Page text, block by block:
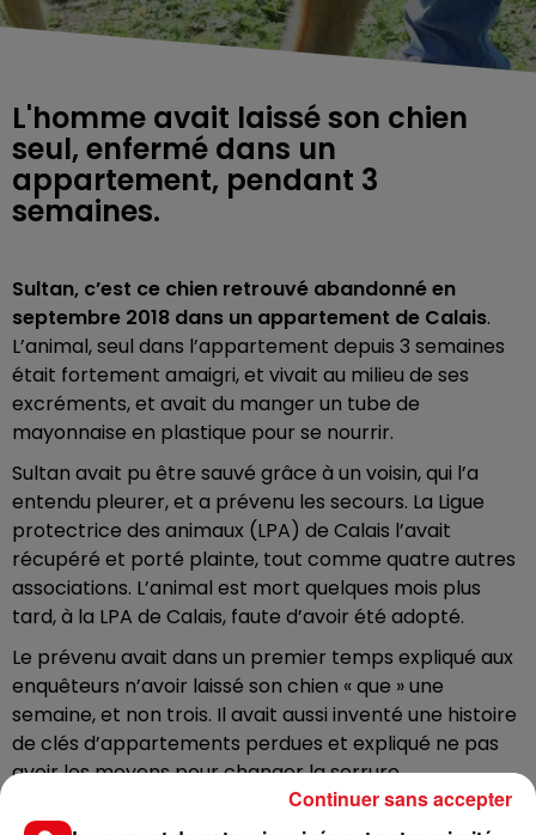
L'homme avait laissé son chien
seul, enfermé dans un
appartement, pendant 3
semaines.
Sultan, c’est ce chien retrouvé abandonné en
septembre 2018 dans un appartement de Calais.
L’animal, seul dans l’appartement depuis 3 semaines
était fortement amaigri, et vivait au milieu de ses
excréments, et avait du manger un tube de
mayonnaise en plastique pour se nourrir.
Sultan avait pu être sauvé grâce à un voisin, qui l’a
entendu pleurer, et a prévenu les secours. La Ligue
protectrice des animaux (LPA) de Calais l’avait
récupéré et porté plainte, tout comme quatre autres
associations. L’animal est mort quelques mois plus
tard, à la LPA de Calais, faute d’avoir été adopté.
Le prévenu avait dans un premier temps expliqué aux
enquêteurs n’avoir laissé son chien « que » une
semaine, et non trois. Il avait aussi inventé une histoire
de clés d’appartements perdues et expliqué ne pas
avoir les moyens pour changer la serrure.
Son propriétaire a été jugé hier, en son absence, au
Continuer sans accepter